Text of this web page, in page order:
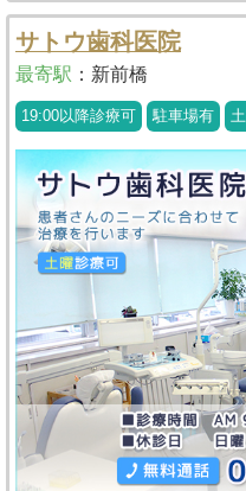
サトウ歯科医院
最寄駅 ： 新前橋
19:00以降診療可 駐車場有